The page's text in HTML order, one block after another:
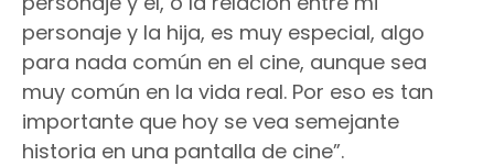
personaje y la hija, es muy especial, algo
para nada común en el cine, aunque sea
muy común en la vida real. Por eso es tan
importante que hoy se vea semejante
historia en una pantalla de cine”.